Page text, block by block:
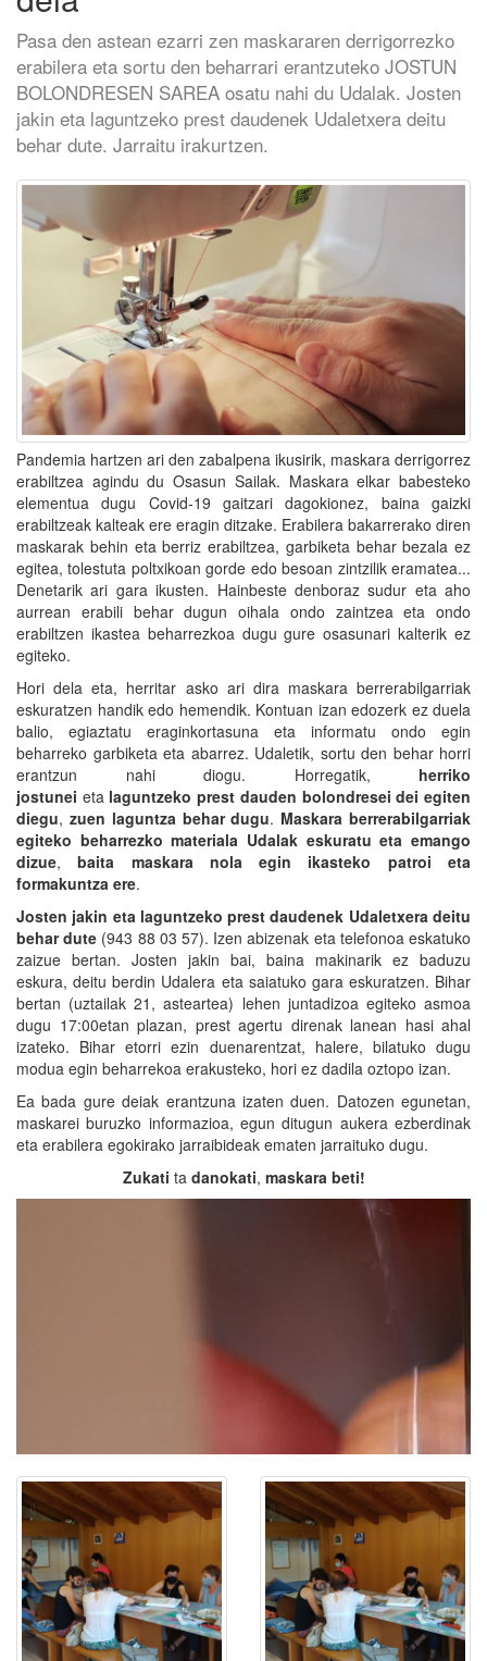
Pasa den astean ezarri zen maskararen derrigorrezko
erabilera eta sortu den beharrari erantzuteko JOSTUN
BOLONDRESEN SAREA osatu nahi du Udalak. Josten
jakin eta laguntzeko prest daudenek Udaletxera deitu
behar dute. Jarraitu irakurtzen.
Pandemia hartzen ari den zabalpena ikusirik, maskara derrigorrez
erabiltzea agindu du Osasun Sailak. Maskara elkar babesteko
elementua dugu Covid-19 gaitzari dagokionez, baina gaizki
erabiltzeak kalteak ere eragin ditzake. Erabilera bakarrerako diren
maskarak behin eta berriz erabiltzea, garbiketa behar bezala ez
egitea, tolestuta poltxikoan gorde edo besoan zintzilik eramatea...
Denetarik ari gara ikusten. Hainbeste denboraz sudur eta aho
aurrean erabili behar dugun oihala ondo zaintzea eta ondo
erabiltzen ikastea beharrezkoa dugu gure osasunari kalterik ez
egiteko.
Hori dela eta, herritar asko ari dira maskara berrerabilgarriak
eskuratzen handik edo hemendik. Kontuan izan edozerk ez duela
balio, egiaztatu eraginkortasuna eta informatu ondo egin
beharreko garbiketa eta abarrez. Udaletik, sortu den behar horri
erantzun nahi diogu. Horregatik, herriko
jostunei eta laguntzeko prest dauden bolondreseidei egiten
diegu, zuen laguntza behar dugu. Maskara berrerabilgarriak
egiteko beharrezko materiala Udalak eskuratu eta emango
dizue,baita maskara nola egin ikasteko patroi
eta
formakuntza ere.
Josten jakin eta laguntzeko prest daudenek Udaletxera deitu
behar dute (943 88 03 57). Izen abizenak eta telefonoa eskatuko
zaizue bertan. Josten jakin bai, baina makinarik ez baduzu
eskura, deitu berdin Udalera eta saiatuko gara eskuratzen. Bihar
bertan (uztailak 21, asteartea) lehen juntadizoa egiteko asmoa
dugu 17:00etan plazan, prest agertu direnak lanean hasi ahal
izateko. Bihar etorri ezin duenarentzat, halere, bilatuko dugu
modua egin beharrekoa erakusteko, hori ez dadila oztopo izan.
Ea bada gure deiak erantzuna izaten duen. Datozen egunetan,
maskarei buruzko informazioa, egun ditugun aukera ezberdinak
eta erabilera egokirako jarraibideak ematen jarraituko dugu.
Zukati ta danokati, maskara beti!